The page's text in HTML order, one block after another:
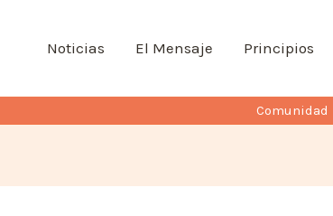
Noticias El Mensaje Principios
Comunidad